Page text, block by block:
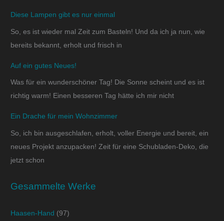
Diese Lampen gibt es nur einmal
So, es ist wieder mal Zeit zum Basteln! Und da ich ja nun, wie
bereits bekannt, erholt und frisch in
Auf ein gutes Neues!
Was für ein wunderschöner Tag! Die Sonne scheint und es ist
richtig warm! Einen besseren Tag hätte ich mir nicht
Ein Drache für mein Wohnzimmer
So, ich bin ausgeschlafen, erholt, voller Energie und bereit, ein
neues Projekt anzupacken! Zeit für eine Schubladen-Deko, die
jetzt schon
Gesammelte Werke
Haasen-Hand (97)